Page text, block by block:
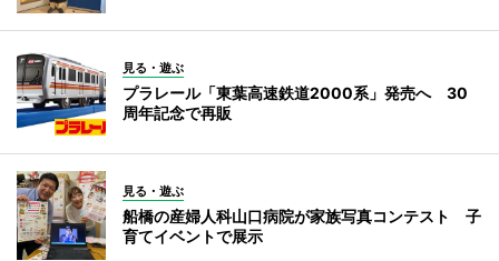
見る・遊ぶ
プラレール「東葉高速鉄道2000系」発売へ 30
周年記念で再販
見る・遊ぶ
船橋の産婦人科山口病院が家族写真コンテスト 子
育てイベントで展示